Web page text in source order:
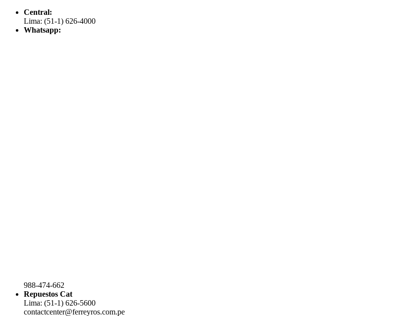
Central:
Lima: (51-1) 626-4000
Whatsapp:
988-474-662
Repuestos Cat
Lima: (51-1) 626-5600
contactcenter@ferreyros.com.pe